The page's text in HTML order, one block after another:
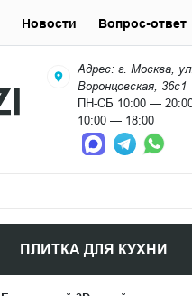
Адрес: г. Москва, ул.
Воронцовская, 36с1
ПН-СБ 10:00 —
10:00 — 18:00
ПЛИТКА ДЛЯ КУХНИ
Новости Вопрос-ответ